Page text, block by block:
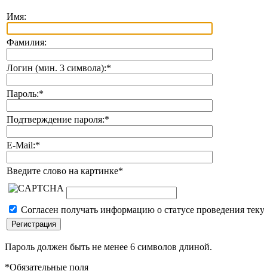
Имя:
Фамилия:
Логин (мин. 3 символа):*
Пароль:*
Подтверждение пароля:*
E-Mail:*
Введите слово на картинке*
Согласен получать информацию о статусе проведения
Пароль должен быть не менее 6 символов длиной.
*Обязательные поля